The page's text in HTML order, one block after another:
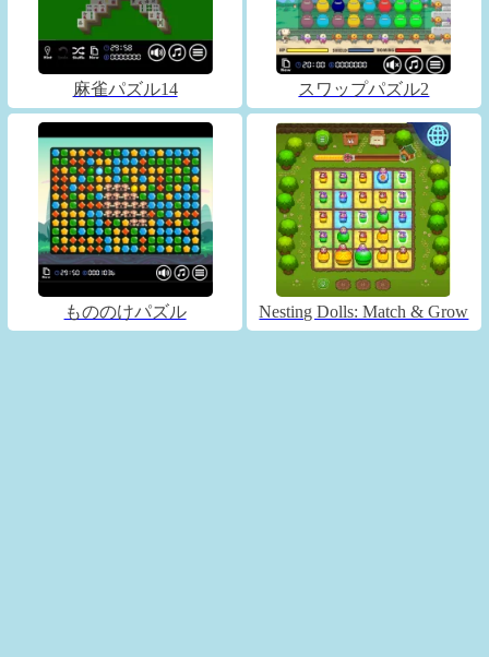
麻雀パズル14 スワップパズル2
もののけパズル Nesting Dolls: Match & Grow